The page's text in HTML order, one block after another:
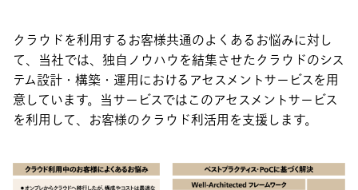
クラウドを利用するお客様共通のよくあるお悩みに対し
て、当社では、独自ノウハウを結集させたクラウドのシス
テム設計・構築・運用におけるアセスメントサービスを用
意しています。当サービスではこのアセスメントサービス
を利用して、お客様のクラウド利活用を支援します。